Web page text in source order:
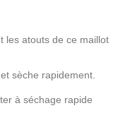
les atouts de ce maillot
sèche rapidement.
à séchage rapide